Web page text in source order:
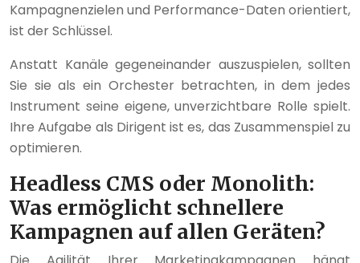
Kampagnenzielen und Performance-Daten orientiert,
ist der Schlüssel.
Anstatt Kanäle gegeneinander auszuspielen, sollten
Sie sie als ein Orchester betrachten, in dem jedes
Instrument seine eigene, unverzichtbare Rolle spielt.
Ihre Aufgabe als Dirigent ist es, das Zusammenspiel zu
optimieren.
Headless CMS oder Monolith:
Was ermöglicht schnellere
Kampagnen auf allen Geräten?